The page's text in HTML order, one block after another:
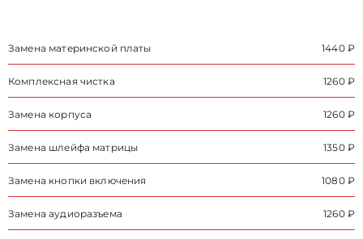
Замена материнской платы 1440 ₽
Комплексная чистка 1260 ₽
Замена корпуса 1260 ₽
Замена шлейфа матрицы 1350 ₽
Замена кнопки включения 1080 ₽
Замена аудиоразъема 1260 ₽